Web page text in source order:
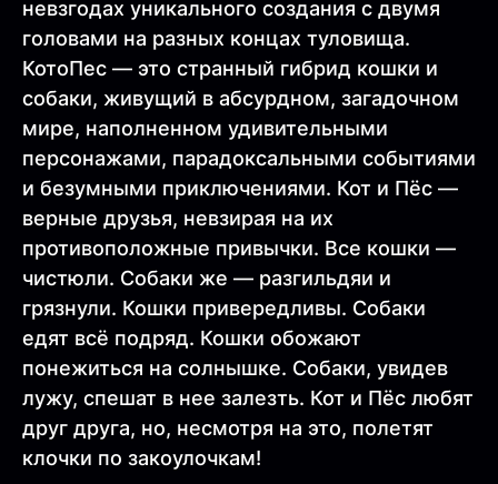
невзгодах уникального создания с двумя
головами на разных концах туловища.
КотоПес — это странный гибрид кошки и
собаки, живущий в абсурдном, загадочном
мире, наполненном удивительными
персонажами, парадоксальными событиями
и безумными приключениями. Кот и Пёс —
верные друзья, невзирая на их
противоположные привычки. Все кошки —
чистюли. Собаки же — разгильдяи и
грязнули. Кошки привередливы. Собаки
едят всё подряд. Кошки обожают
понежиться на солнышке. Собаки, увидев
лужу, спешат в нее залезть. Кот и Пёс любят
друг друга, но, несмотря на это, полетят
клочки по закоулочкам!